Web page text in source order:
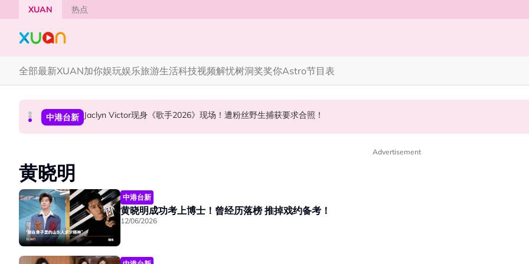
Skip to main content
XUAN 热点
全部最新XUAN加你娱玩娱乐旅游生活科技视频解忧树洞奖奖你Astro节目表
国际星闻 YG大楼遭女粉持高尔夫球杆猛砸！BLACKPINK 10周年最新进展曝光！
中港台新 Jaclyn Victor现身《歌手2026》现场！遭粉丝野生捕获要求合照！
中港台新 中国《歌手2026》 “歌王之战” 成绩出炉！胡彦斌夺得歌王宝座！
Advertisement
黄晓明
中港台新
黄晓明成功考上博士！曾经历落榜 推掉戏约备考！
12/06/2026